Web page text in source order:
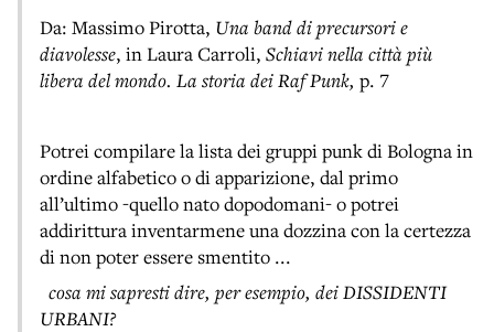
Da: Massimo Pirotta, Una band di precursori e
diavolesse, in Laura Carroli, Schiavi nella città più
libera del mondo. La storia dei Raf Punk, p. 7
Potrei compilare la lista dei gruppi punk di Bologna in
ordine alfabetico o di apparizione, dal primo
all’ultimo -quello nato dopodomani- o potrei
addirittura inventarmene una dozzina con la certezza
di non poter essere smentito ...
cosa mi sapresti dire, per esempio, dei DISSIDENTI
URBANI?